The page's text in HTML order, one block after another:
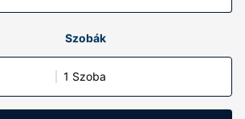
Szobák
1 Szoba